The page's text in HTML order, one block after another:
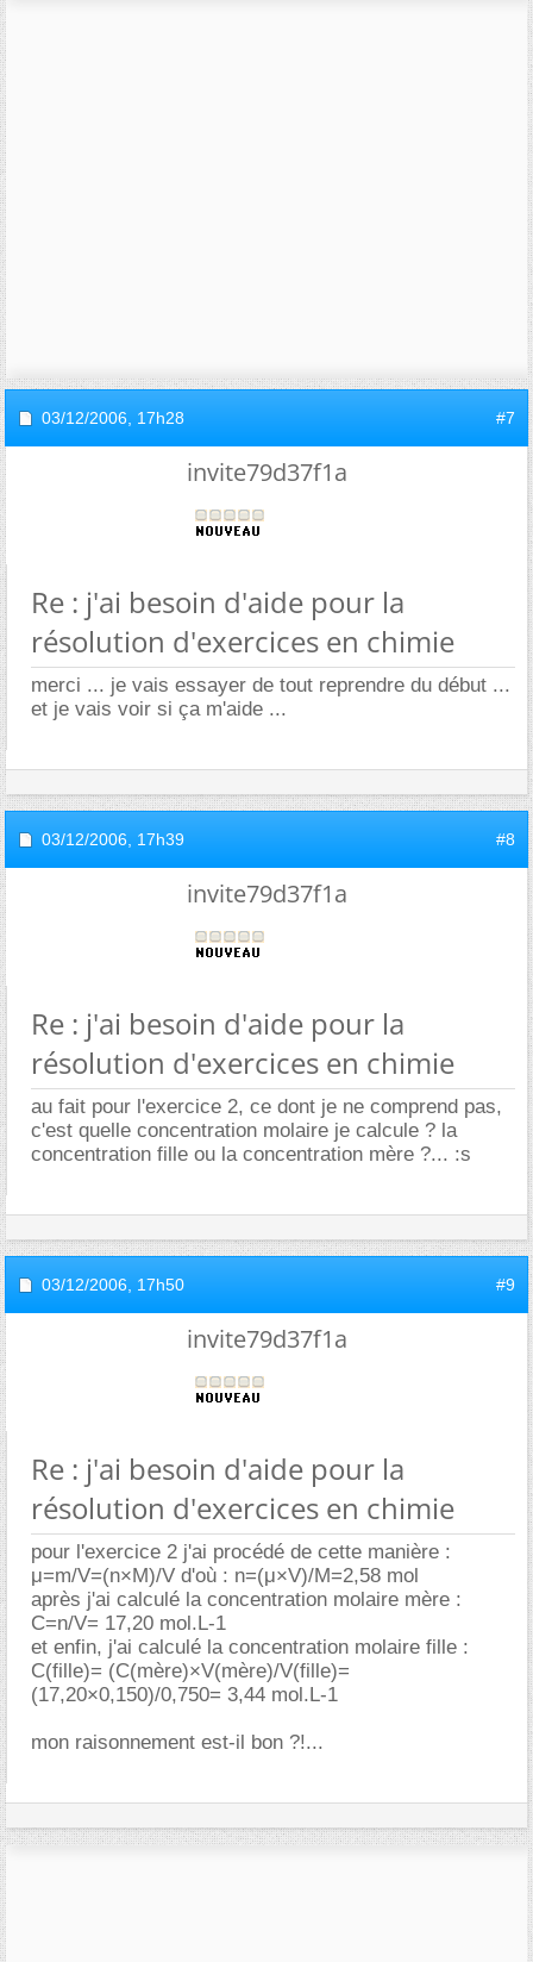
03/12/2006, 17h28 #7
invite79d37f1a
Re : j'ai besoin d'aide pour la
résolution d'exercices en chimie
merci ... je vais essayer de tout reprendre du début ...
et je vais voir si ça m'aide ...
03/12/2006, 17h39 #8
invite79d37f1a
Re : j'ai besoin d'aide pour la
résolution d'exercices en chimie
au fait pour l'exercice 2, ce dont je ne comprend pas,
c'est quelle concentration molaire je calcule ? la
concentration fille ou la concentration mère ?... :s
03/12/2006, 17h50 #9
invite79d37f1a
Re : j'ai besoin d'aide pour la
résolution d'exercices en chimie
pour l'exercice 2 j'ai procédé de cette manière :
μ=m/V=(n×M)/V d'où : n=(μ×V)/M=2,58 mol
après j'ai calculé la concentration molaire mère :
C=n/V= 17,20 mol.L-1
et enfin, j'ai calculé la concentration molaire fille :
C(fille)= (C(mère)×V(mère)/V(fille)=
(17,20×0,150)/0,750= 3,44 mol.L-1
mon raisonnement est-il bon ?!...